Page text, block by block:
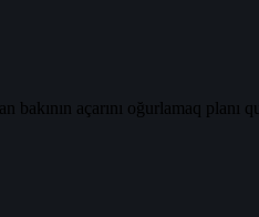
açarını oğurlamaq planı